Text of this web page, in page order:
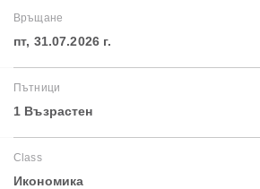
Връщане
пт, 31.07.2026 г.
Пътници
1 Възрастен
Class
Икономика